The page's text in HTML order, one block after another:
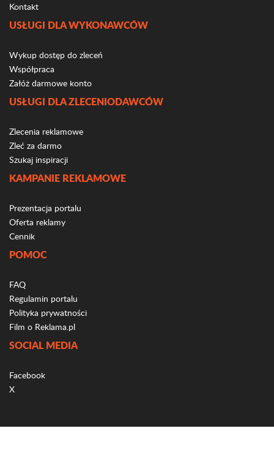
Kontakt
USŁUGI DLA WYKONAWCÓW
Wykup dostęp do zleceń
Współpraca
Załóż darmowe konto
USŁUGI DLA ZLECENIODAWCÓW
Zlecenia reklamowe
Zleć za darmo
Szukaj inspiracji
KAMPANIE REKLAMOWE
Prezentacja portalu
Oferta reklamy
Cennik
POMOC
FAQ
Regulamin portalu
Polityka prywatności
Film o Reklama.pl
SOCIAL MEDIA
Facebook
X